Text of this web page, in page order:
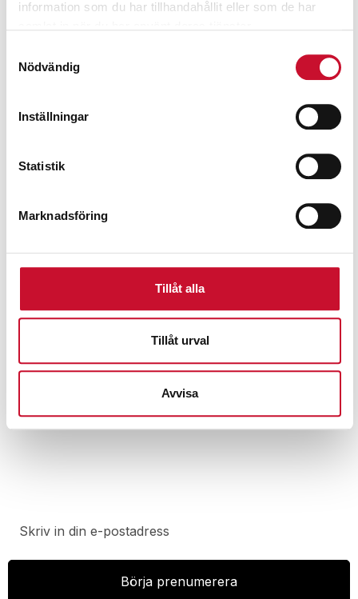
information som du har tillhandahållit eller som de har
Nödvändig
Inställningar
Statistik
Marknadsföring
Tillåt alla
Tillåt urval
Avvisa
Fettpump för 18-30 kg hink inkl vagn
6,560.00kr Exkl. moms